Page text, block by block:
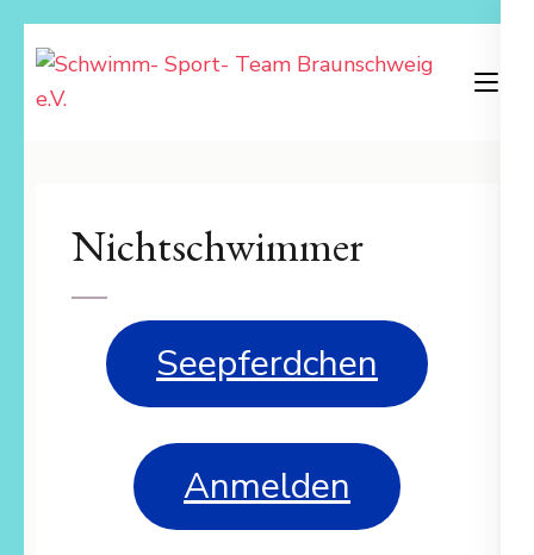
Inhalt
springen
Nichtschwimmer
Seepferdchen
Anmelden